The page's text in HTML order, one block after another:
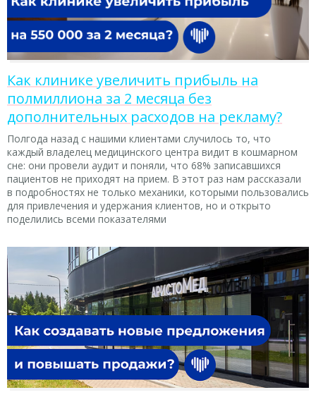
Как клинике увеличить прибыль на
полмиллиона за 2 месяца без
дополнительных расходов на рекламу?
Полгода назад с нашими клиентами случилось то, что
каждый владелец медицинского центра видит в кошмарном
сне: они провели аудит и поняли, что 68% записавшихся
пациентов не приходят на прием. В этот раз нам рассказали
в подробностях не только механики, которыми пользовались
для привлечения и удержания клиентов, но и открыто
поделились всеми показателями